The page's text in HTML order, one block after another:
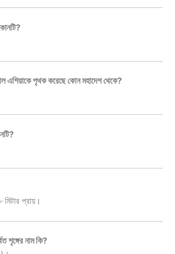
এশিয়াকে পৃথক করেছে কোন মহাদেশ থেকে?
প্রায়।
শৃঙ্গের নাম কি?